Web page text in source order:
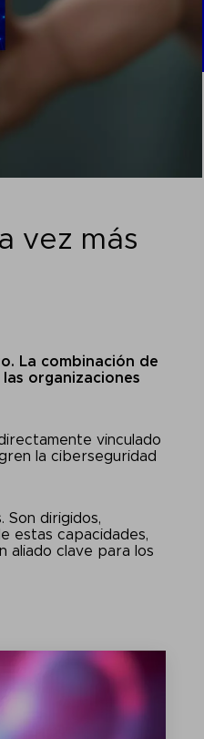
vez más
La combinación de
organizaciones
vinculado
la ciberseguridad
Son dirigidos,
estas capacidades,
aliado clave para los